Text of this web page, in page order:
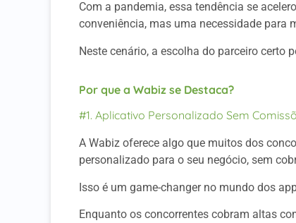
Com a pandemia, essa tendência se
conveniência, mas uma necessidade para
Neste cenário, a escolha do parceiro certo
Por que a Wabiz se Destaca?
#1. Aplicativo Personalizado Sem
A Wabiz oferece algo que muitos dos
personalizado para o seu negócio, sem
Isso é um game-changer no mundo dos
Enquanto os concorrentes cobram altas